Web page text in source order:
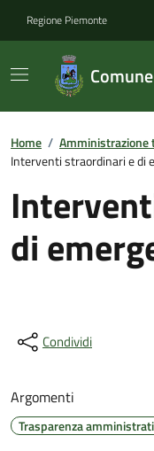
Regione Piemonte
Home / Amministrazione
Interventi straordinari e di
di
Condividi
Argomenti
Trasparenza